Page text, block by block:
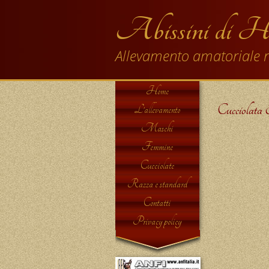
Abissini di
Allevamento amatoriale
Cucciolata
Home
L’allevamento
Maschi
Femmine
Cucciolate
Razza e standard
Contatti
Privacy policy